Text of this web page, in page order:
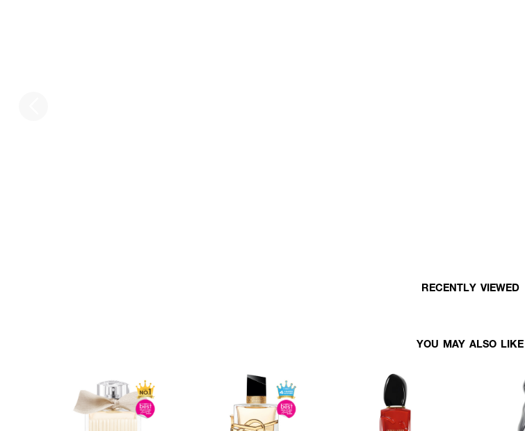
RECENTLY VIEWED
YOU MAY ALSO LIKE